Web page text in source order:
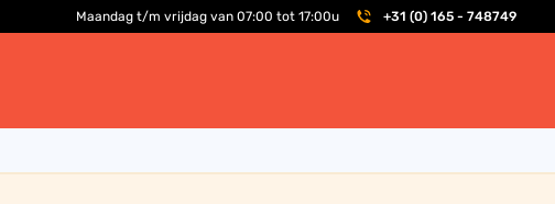
Maandag t/m vrijdag van 07:00 tot 17:00u +31 (0) 165 - 748749